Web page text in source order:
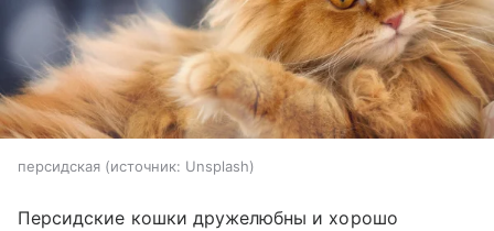
персидская источник: Unsplash
Персидские кошки дружелюбны и хорошо